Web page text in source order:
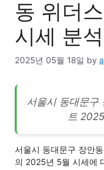
동 위더
시세 분
2025년 05월 18일 by
서울시 동대문구
트
서울시 동대문구 장안동
의 2025년 5월 시세에